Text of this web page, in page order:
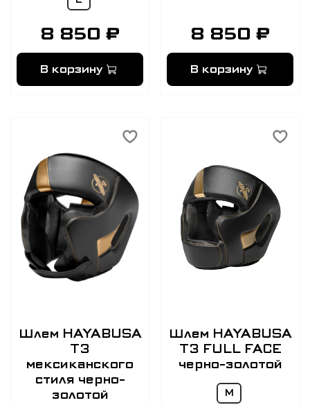
8 850 ₽
В корзину
8 850 ₽
В корзину
Шлем HAYABUSA
T3
мексиканского
стиля черно-
золотой
Шлем HAYABUSA
T3 FULL FACE
черно-золотой
M